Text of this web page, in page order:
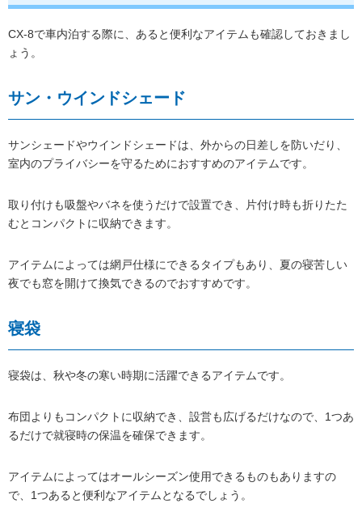
CX-8で車内泊する際に、あると便利なアイテムも確認しておきまし
ょう。
サン・ウインドシェード
サンシェードやウインドシェードは、外からの日差しを防いだり、
室内のプライバシーを守るためにおすすめのアイテムです。
取り付けも吸盤やバネを使うだけで設置でき、片付け時も折りたた
むとコンパクトに収納できます。
アイテムによっては網戸仕様にできるタイプもあり、夏の寝苦しい
夜でも窓を開けて換気できるのでおすすめです。
寝袋
寝袋は、秋や冬の寒い時期に活躍できるアイテムです。
布団よりもコンパクトに収納でき、設営も広げるだけなので、1つあ
るだけで就寝時の保温を確保できます。
アイテムによってはオールシーズン使用できるものもありますの
で、1つあると便利なアイテムとなるでしょう。